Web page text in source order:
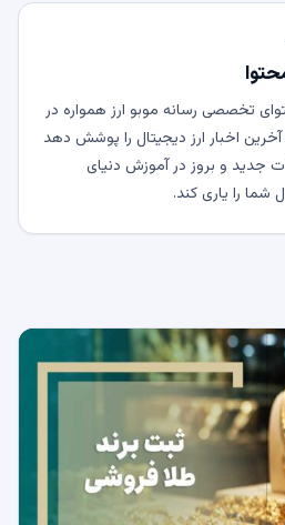
تخصصی رسانه موبو ارز همواره در
اخبار ارز دیجیتال را پوشش دهد
جدید و بروز در آموزش دنیای
شما را یاری کند.